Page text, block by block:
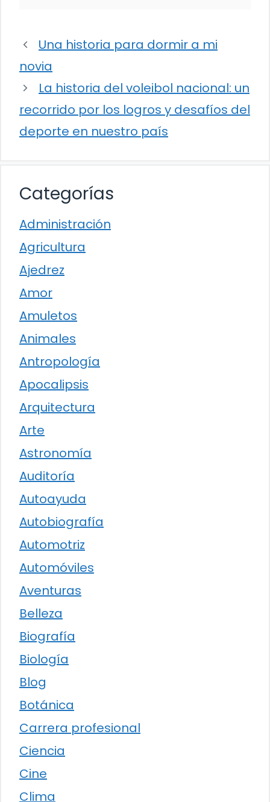
Una historia para dormir a mi
novia
La historia del voleibol nacional: un
recorrido por los logros y desafíos del
deporte en nuestro país
Categorías
Administración
Agricultura
Ajedrez
Amor
Amuletos
Animales
Antropología
Apocalipsis
Arquitectura
Arte
Astronomía
Auditoría
Autoayuda
Autobiografía
Automotriz
Automóviles
Aventuras
Belleza
Biografía
Biología
Blog
Botánica
Carrera profesional
Ciencia
Cine
Clima